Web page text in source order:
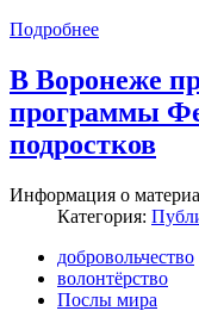
Подробнее
В Воронеже
программы
подростков
Информация о
Категория:
добровольчество
волонтёрство
Послы мира